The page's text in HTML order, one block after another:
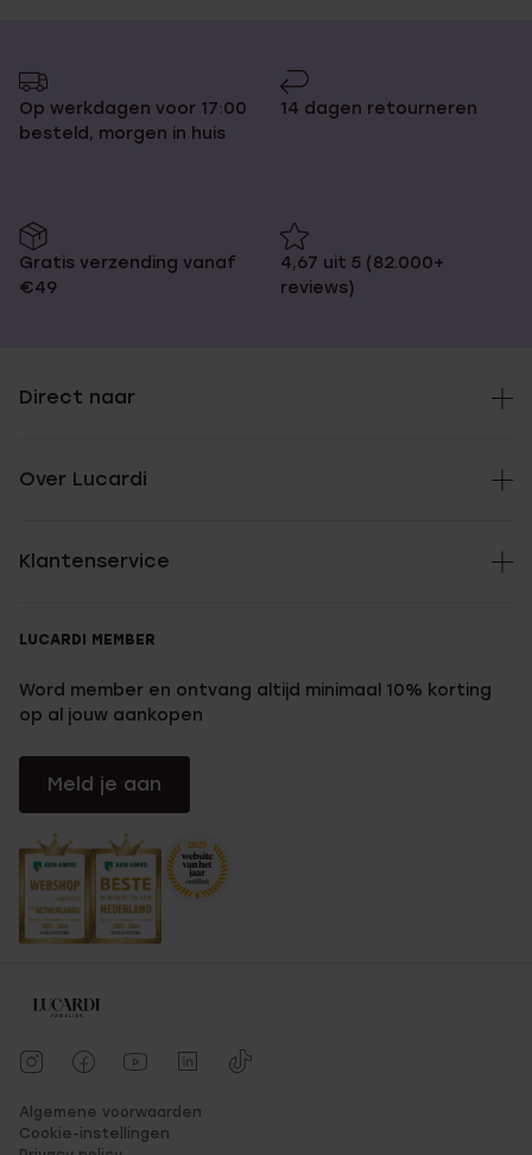
Op werkdagen voor 17:00
besteld, morgen in huis
14 dagen retourneren
Gratis verzending vanaf
€49
4,67 uit 5 (82.000+
reviews)
Direct naar
Over Lucardi
Klantenservice
LUCARDI MEMBER
Word member en ontvang altijd minimaal 10% korting
op al jouw aankopen
Meld je aan
Algemene voorwaarden
Cookie-instellingen